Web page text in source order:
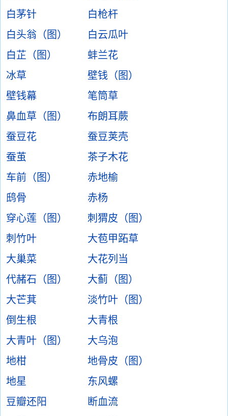
白茅针
白枪杆
白头翁（图）
白云瓜叶
白芷（图）
蚌兰花
冰草
壁钱（图）
壁钱幕
笔筒草
鼻血草（图）
布朗耳蕨
蚕豆花
蚕豆荚壳
蚕茧
茶子木花
车前（图）
赤地榆
鸱骨
赤杨
穿心莲（图）
刺猬皮（图）
刺竹叶
大苞甲跖草
大巢菜
大花列当
代赭石（图）
大蓟（图）
大芒萁
淡竹叶（图）
倒生根
大青根
大青叶（图）
大乌泡
地柑
地骨皮（图）
地星
东风螺
豆瓣还阳
断血流